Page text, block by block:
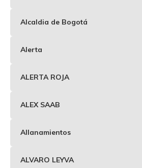
Alcaldia de Bogotá
Alerta
ALERTA ROJA
ALEX SAAB
Allanamientos
ALVARO LEYVA